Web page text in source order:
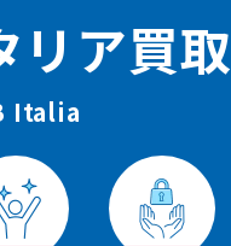
リア買取
Italia